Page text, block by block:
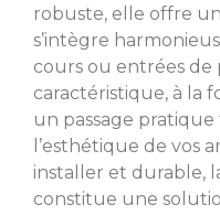
robuste, elle offre
s’intègre
cours ou entrées de
caractéristique, à la
un passage
l’esthétique de vos
installer et durable,
constitue une